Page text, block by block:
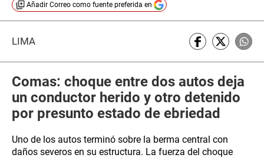
Añadir Correo como fuente preferida en
LIMA
Comas: choque entre dos autos deja
un conductor herido y otro detenido
por presunto estado de ebriedad
Uno de los autos terminó sobre la berma central con
daños severos en su estructura. La fuerza del choque